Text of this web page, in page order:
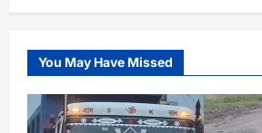
You May Have Missed